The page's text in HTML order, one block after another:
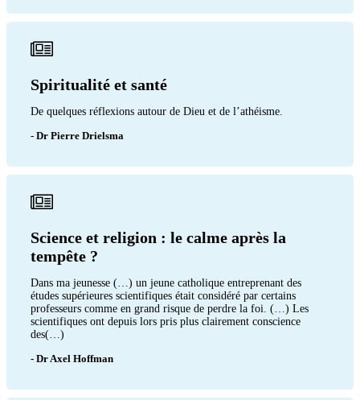
Spiritualité et santé
De quelques réflexions autour de Dieu et de l’athéisme.
- Dr Pierre Drielsma
Science et religion : le calme après la
tempête ?
Dans ma jeunesse (…) un jeune catholique entreprenant des
études supérieures scientifiques était considéré par certains
professeurs comme en grand risque de perdre la foi. (…) Les
scientifiques ont depuis lors pris plus clairement conscience
des(…)
- Dr Axel Hoffman